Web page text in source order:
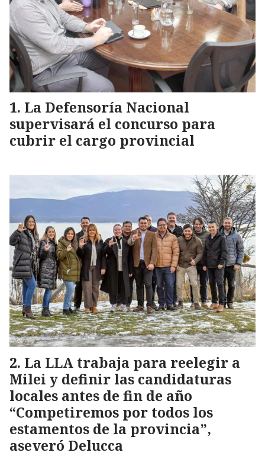
La Defensoría Nacional
supervisará el concurso para
cubrir el cargo provincial
La LLA trabaja para reelegir a
Milei y definir las candidaturas
locales antes de fin de año
“Competiremos por todos los
estamentos de la provincia”,
aseveró Delucca